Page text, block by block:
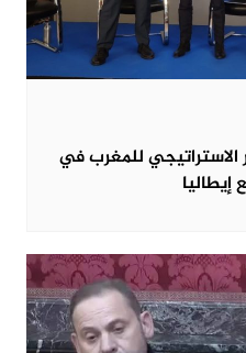
الاستراتيجي للمغرب في
إيطاليا